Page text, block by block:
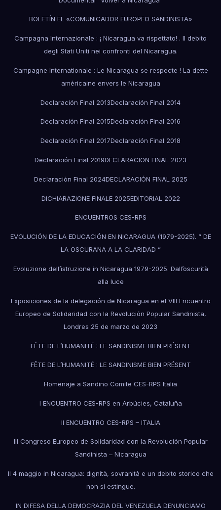
BOLETÍN EL «COMUNICADOR EUROPEO SANDINISTA»
Campagna Internazionale : ¡ Nicaragua va rispettato! . Il debito
degli Stati Uniti nei confronti del Nicaragua.
Campagne Internationale : Le Nicaragua se respecte ! La dette
américaine envers le Nicaragua
Declaración Final 2013Declaración Final 2014
Declaración Final 2015Declaración Final 2016
Declaración Final 2017Declaración Final 2018
Declaración Final 2019DECLARACION FINAL 2023
Declaración Final 2024DECLARACIÓN FINAL 2025
DICHIARAZIONE FINALE 2025EDITORIAL 2022
ENCUENTROS CES-RPS
EVOLUCIÓN DE LA EDUCACIÓN EN NICARAGUA (1979-2025). “ DE
LA OSCURANA A LA CLARIDAD ”
Evoluzione dell’istruzione in Nicaragua 1979-2025. Dall’oscurità
alla luce
Exposiciones de la delegación de Nicaragua en el VIII Encuentro
Europeo de Solidaridad con la Revolución Popular Sandinista,
Londres 25 de marzo de 2023
FÊTE DE L’HUMANITÉ : LE SANDINISME BIEN PRÉSENT
FÊTE DE L’HUMANITÉ : LE SANDINISME BIEN PRÉSENT
Homenaje a Sandino Comite CES-RPS Italia
I ENCUENTRO CES-RPS en Arbúcies, Cataluña
II ENCUENTRO CES-RPS – ITALIA
III Congreso Europeo de Solidaridad con la Revolución Popular
Sandinista – Nicaragua
Il 4 maggio in Nicaragua: dignità, sovranità e un debito storico che
non si estingue.
IN DIFESA DELLA DEMOCRAZIA DEL VENEZUELA DENUNCIAMO